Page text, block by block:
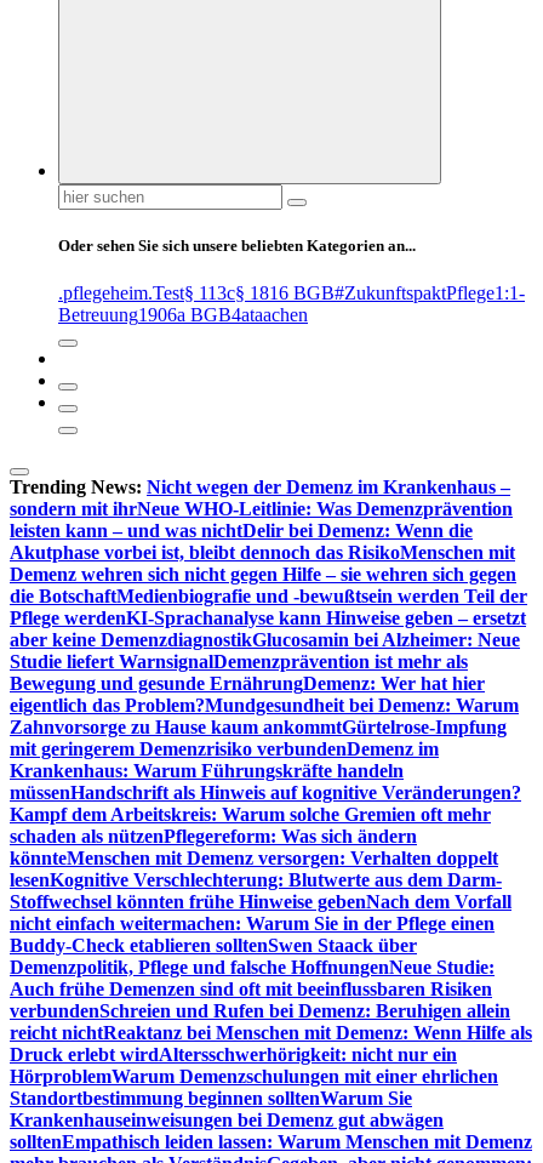
Suchen
nach:
Oder sehen Sie sich unsere beliebten Kategorien an...
.pflegeheim.Test§ 113c§ 1816 BGB#ZukunftspaktPflege1:1-
Betreuung1906a BGB4ataachen
Trending News: Nicht wegen der Demenz im Krankenhaus –
sondern mit ihrNeue WHO-Leitlinie: Was Demenzprävention
leisten kann – und was nichtDelir bei Demenz: Wenn die
Akutphase vorbei ist, bleibt dennoch das RisikoMenschen mit
Demenz wehren sich nicht gegen Hilfe – sie wehren sich gegen
die BotschaftMedienbiografie und -bewußtsein werden Teil der
Pflege werdenKI-Sprachanalyse kann Hinweise geben – ersetzt
aber keine DemenzdiagnostikGlucosamin bei Alzheimer: Neue
Studie liefert WarnsignalDemenzprävention ist mehr als
Bewegung und gesunde ErnährungDemenz: Wer hat hier
eigentlich das Problem?Mundgesundheit bei Demenz: Warum
Zahnvorsorge zu Hause kaum ankommtGürtelrose-Impfung
mit geringerem Demenzrisiko verbundenDemenz im
Krankenhaus: Warum Führungskräfte handeln
müssenHandschrift als Hinweis auf kognitive Veränderungen?
Kampf dem Arbeitskreis: Warum solche Gremien oft mehr
schaden als nützenPflegereform: Was sich ändern
könnteMenschen mit Demenz versorgen: Verhalten doppelt
lesenKognitive Verschlechterung: Blutwerte aus dem Darm-
Stoffwechsel könnten frühe Hinweise gebenNach dem Vorfall
nicht einfach weitermachen: Warum Sie in der Pflege einen
Buddy-Check etablieren solltenSwen Staack über
Demenzpolitik, Pflege und falsche HoffnungenNeue Studie:
Auch frühe Demenzen sind oft mit beeinflussbaren Risiken
verbundenSchreien und Rufen bei Demenz: Beruhigen allein
reicht nichtReaktanz bei Menschen mit Demenz: Wenn Hilfe als
Druck erlebt wirdAltersschwerhörigkeit: nicht nur ein
HörproblemWarum Demenzschulungen mit einer ehrlichen
Standortbestimmung beginnen solltenWarum Sie
Krankenhauseinweisungen bei Demenz gut abwägen
solltenEmpathisch leiden lassen: Warum Menschen mit Demenz